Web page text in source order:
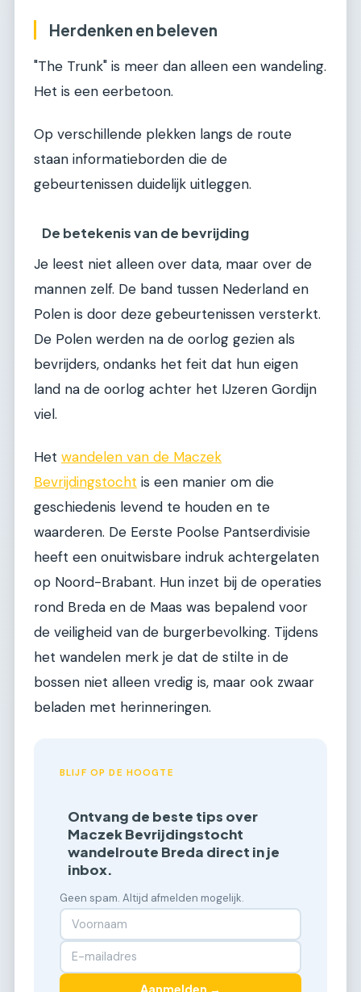
Herdenken en beleven
"The Trunk" is meer dan alleen een wandeling.
Het is een eerbetoon.
Op verschillende plekken langs de route
staan informatieborden die de
gebeurtenissen duidelijk uitleggen.
De betekenis van de bevrijding
Je leest niet alleen over data, maar over de
mannen zelf. De band tussen Nederland en
Polen is door deze gebeurtenissen versterkt.
De Polen werden na de oorlog gezien als
bevrijders, ondanks het feit dat hun eigen
land na de oorlog achter het IJzeren Gordijn
viel.
Het wandelen van de Maczek
Bevrijdingstocht is een manier om die
geschiedenis levend te houden en te
waarderen. De Eerste Poolse Pantserdivisie
heeft een onuitwisbare indruk achtergelaten
op Noord-Brabant. Hun inzet bij de operaties
rond Breda en de Maas was bepalend voor
de veiligheid van de burgerbevolking. Tijdens
het wandelen merk je dat de stilte in de
bossen niet alleen vredig is, maar ook zwaar
beladen met herinneringen.
BLIJF OP DE HOOGTE
Ontvang de beste tips over
Maczek Bevrijdingstocht
wandelroute Breda direct in je
inbox.
Geen spam. Altijd afmelden mogelijk.
Aanmelden →